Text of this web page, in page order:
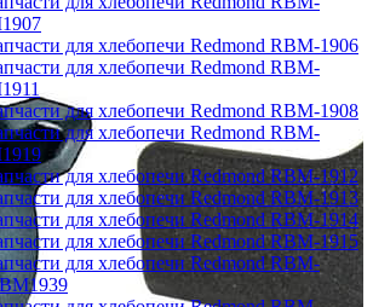
для хлебопечи Redmond RBM-1906
для хлебопечи Redmond RBM-
для хлебопечи Redmond RBM-1908
для хлебопечи Redmond RBM-
для хлебопечи Redmond RBM-1912
для хлебопечи Redmond RBM-1913
для хлебопечи Redmond RBM-1914
для хлебопечи Redmond RBM-1915
для хлебопечи Redmond RBM-